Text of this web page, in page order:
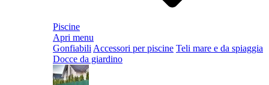
Piscine
Apri menu
Gonfiabili Accessori per piscine Teli mare e da spiaggia
Docce da giardino